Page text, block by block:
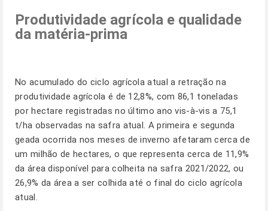
Produtividade agrícola e qualidade
da matéria-prima
No acumulado do ciclo agrícola atual a retração na
produtividade agrícola é de 12,8%, com 86,1 toneladas
por hectare registradas no último ano vis-à-vis a 75,1
t/ha observadas na safra atual. A primeira e segunda
geada ocorrida nos meses de inverno afetaram cerca de
um milhão de hectares, o que representa cerca de 11,9%
da área disponível para colheita na safra 2021/2022, ou
26,9% da área a ser colhida até o final do ciclo agrícola
atual.